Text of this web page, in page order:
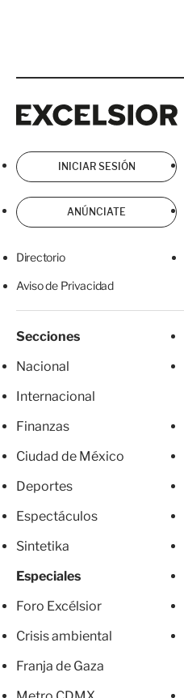
INICIAR SESIÓN
ANÚNCIATE
Directorio
Aviso de Privacidad
Secciones
Nacional
Internacional
Finanzas
Ciudad de México
Deportes
Espectáculos
Sintetika
Especiales
Foro Excélsior
Crisis ambiental
Franja de Gaza